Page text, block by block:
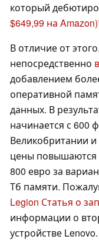
который
$649,99 на Amazon)
В отличие от
непосредственно
добавлением
оперативной
данных. В
начинается с 600
Великобритании и
цены повышаются
800 евро за
Тб памяти.
Legion Статья о
информации о
устройстве Lenovo.